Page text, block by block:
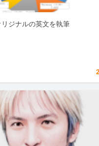
ジナルの英文を執筆